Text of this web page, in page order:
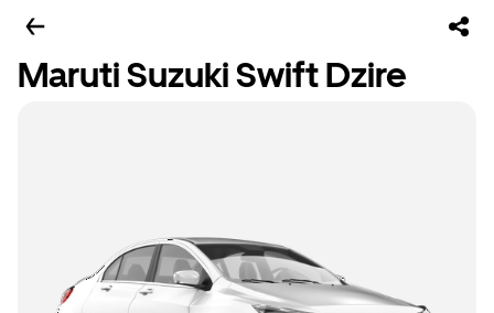
Maruti Suzuki Swift Dzire